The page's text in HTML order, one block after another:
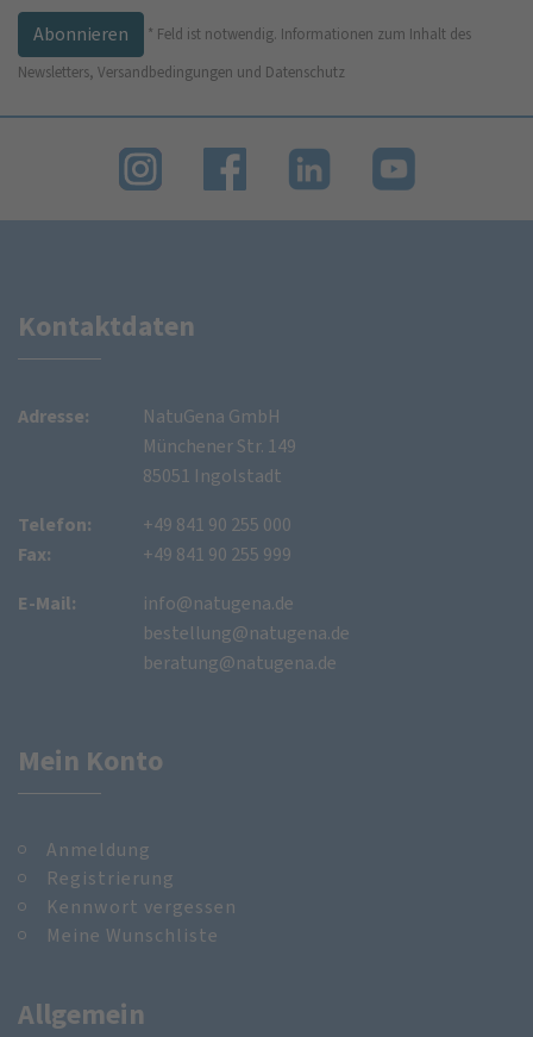
* Feld ist notwendig. Informationen zum Inhalt des
Newsletters, Versandbedingungen und Datenschutz
Kontaktdaten
Adresse:
NatuGena GmbH
Münchener Str. 149
85051 Ingolstadt
Telefon:
Fax:
+49 841 90 255 000
+49 841 90 255 999
E-Mail:
info@natugena.de
bestellung@natugena.de
beratung@natugena.de
Mein Konto
Anmeldung
Registrierung
Kennwort vergessen
Meine Wunschliste
Allgemein